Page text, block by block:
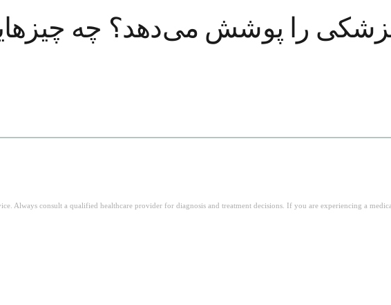
را پوشش می‌دهد؟ چه
Always consult a qualified healthcare provider for diagnosis and treatment decisions. If you are experiencing a